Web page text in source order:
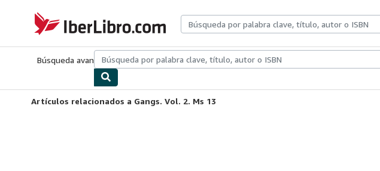
IberLibro.com
Búsqueda avanzadaColecciones Libros antiguosArte y coleccionismo
Artículos relacionados a Gangs. Vol. 2. Ms 13